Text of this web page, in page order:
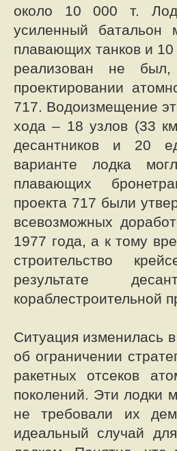
около 10 000 т.
усиленный батальон
плавающих танков и
реализован не был,
проектировании
717. Водоизмещение
хода – 18 узлов (33
десантников и 20
варианте лодка
плавающих
проекта 717 были
всевозможных
1977 года, а к тому
строительство
результате
кораблестроительной
Ситуация изменилась
об ограничении
ракетных отсеков
поколений. Эти лодки
не требовали их
идеальный случай